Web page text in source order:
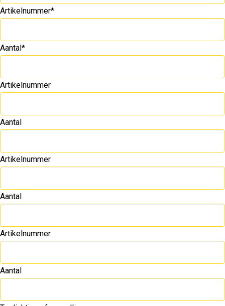
Artikelnummer*
Aantal*
Artikelnummer
Aantal
Artikelnummer
Aantal
Artikelnummer
Aantal